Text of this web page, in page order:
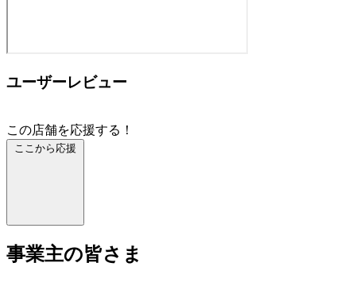
ユーザーレビュー
この店舗を応援する！
ここから応援
事業主の皆さま